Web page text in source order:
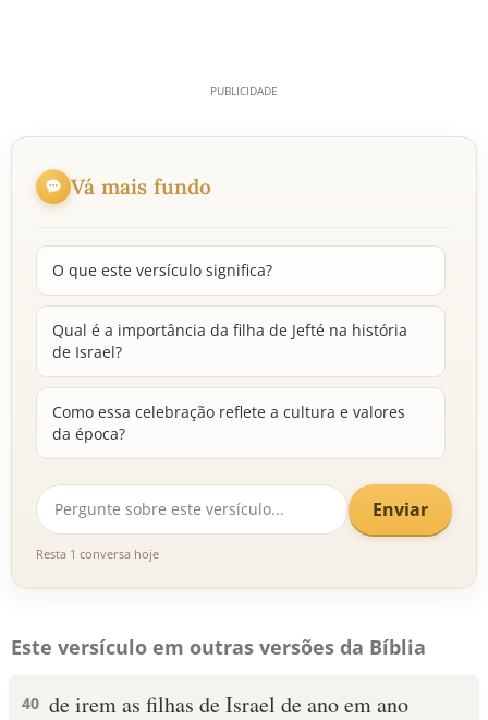
Vá mais fundo
O que este versículo significa?
Qual é a importância da filha de Jefté na história
de Israel?
Como essa celebração reflete a cultura e valores
da época?
Enviar
Resta 1 conversa hoje
Este versículo em outras versões da Bíblia
40 de irem as filhas de Israel de ano em ano